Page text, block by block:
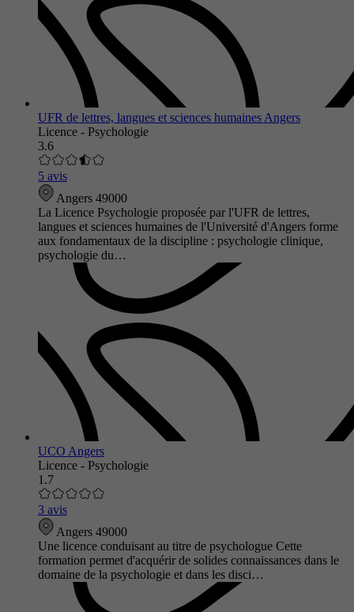
UFR de lettres, langues et sciences humaines Angers
Licence - Psychologie
3.6
5 avis
Angers 49000
La Licence Psychologie proposée par l'UFR de lettres,
langues et sciences humaines de l'Université d'Angers forme
aux fondamentaux de la discipline : psychologie clinique,
psychologie du…
UCO Angers
Licence - Psychologie
1.7
3 avis
Angers 49000
Une licence conduisant au titre de psychologue Cette
formation permet d'acquérir de solides connaissances dans le
domaine de la psychologie et dans les disci…